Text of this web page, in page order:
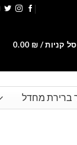
סל קניות / 0.00 ₪